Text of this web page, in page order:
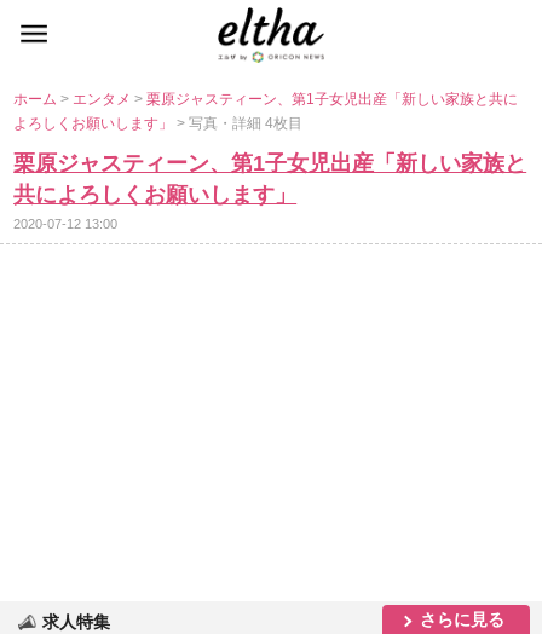
ホーム> エンタメ>栗原ジャスティーン、第1子女児出産「新しい家族と共に
よろしくお願いします」> 写真・詳細 4枚目
栗原ジャスティーン、第1子女児出産「新しい家族と
共によろしくお願いします」
2020-07-12 13:00
求人特集 さらに見る